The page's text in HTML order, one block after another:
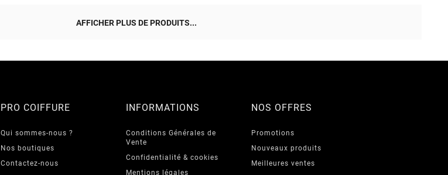
AFFICHER PLUS DE PRODUITS...
PRO COIFFURE
Qui sommes-nous ?
Nos boutiques
Contactez-nous
INFORMATIONS
Conditions Générales de
Vente
Confidentialité & cookies
Mentions légales
NOS OFFRES
Promotions
Nouveaux produits
Meilleures ventes